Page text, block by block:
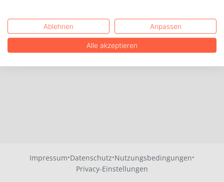
Impressum·Datenschutz·Nutzungsbedingungen·
Privacy-Einstellungen
Ablehnen Anpassen
Alle akzeptieren